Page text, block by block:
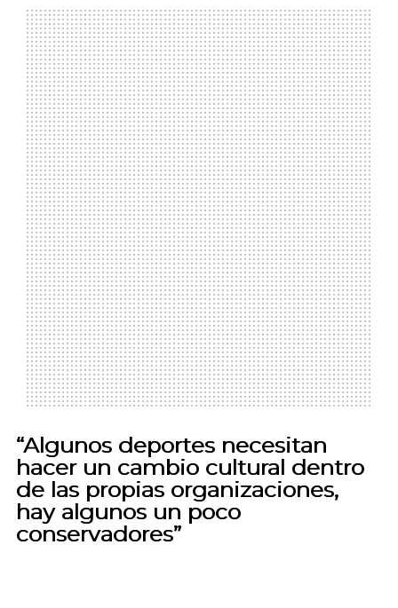
“Algunos deportes necesitan
hacer un cambio cultural dentro
de las propias organizaciones,
hay algunos un poco
conservadores”